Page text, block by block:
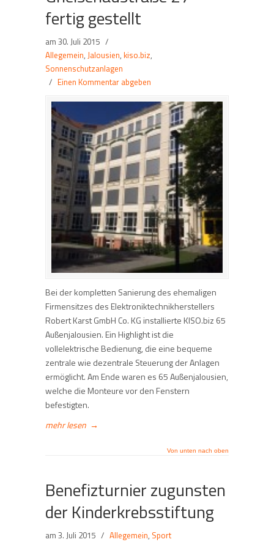
fertig gestellt
am 30. Juli 2015 /
Allegemein, Jalousien, kiso.biz,
Sonnenschutzanlagen
/ Einen Kommentar abgeben
Bei der kompletten Sanierung des ehemaligen
Firmensitzes des Elektroniktechnikherstellers
Robert Karst GmbH Co. KG installierte KISO.biz 65
Außenjalousien. Ein Highlight ist die
vollelektrische Bedienung, die eine bequeme
zentrale wie dezentrale Steuerung der Anlagen
ermöglicht. Am Ende waren es 65 Außenjalousien,
welche die Monteure vor den Fenstern
befestigten.
mehr lesen →
Von unten nach oben
Benefizturnier zugunsten
der Kinderkrebsstiftung
am 3. Juli 2015 / Allegemein, Sport